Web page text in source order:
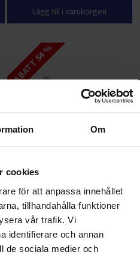
Om
cookies
för att anpassa innehållet
tillhandahålla funktioner
vår trafik. Vi
identifierare och annan
de sociala medier och
Lägg till i varukorgen
RABATT 54 %
ArmorDuty PD-01 Pedaler
149 kr 329 kr
Lägg till i varukorgen